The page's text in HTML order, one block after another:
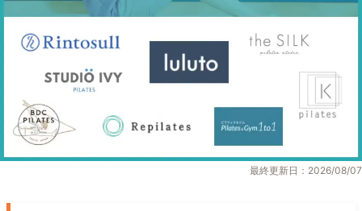
最終更新日：2026/08/07